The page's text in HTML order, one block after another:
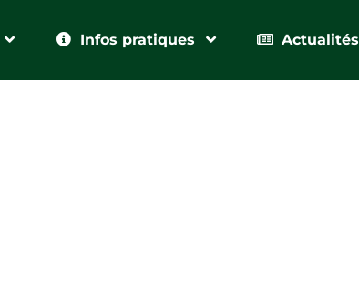
Infos pratiques Actualités